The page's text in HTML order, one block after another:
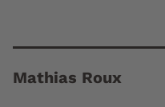
Mathias Roux